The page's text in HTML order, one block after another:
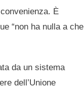
È
“non ha nulla a che
da un sistema
dell’Unione